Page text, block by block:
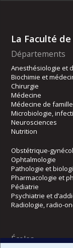
La Faculté
Départements
Anesthésiologie et
Biochimie et
Chirurgie
Médecine
Médecine de
Microbiologie,
Neurosciences
Nutrition
Obstétrique-
Ophtalmologie
Pathologie et
Pharmacologie et
Pédiatrie
Psychiatrie et
Radiologie, radio-
Écoles